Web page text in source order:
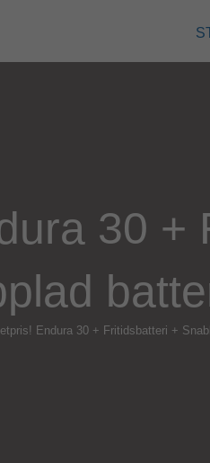
30 +
Endura 30 + Fritidsbatteri +